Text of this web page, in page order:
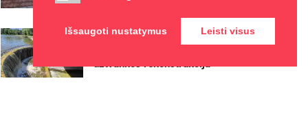
2026-08-07
Biržų rajone planuojama
užtvankos rekonstrukcija
Išsaugoti nustatymus Leisti visus